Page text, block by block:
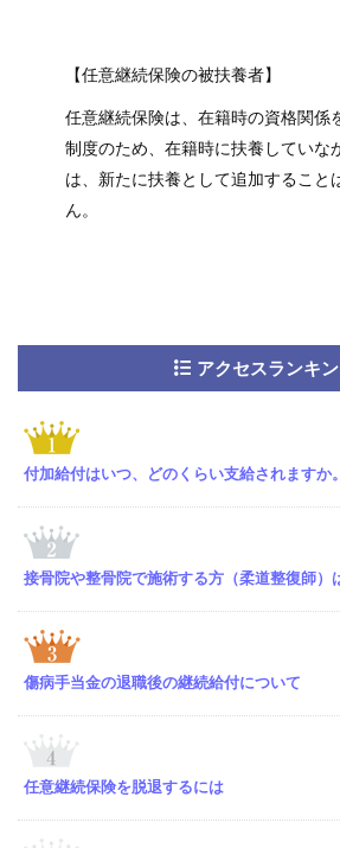
【任意継続保険の被扶養者】
任意継続保険は、在籍時の資格関係
制度のため、在籍時に扶養していな
は、新たに扶養として追加すること
ん。
アクセスランキ
付加給付はいつ、どのくらい支給されますか。
接骨院や整骨院で施術する方（柔道整復師）
傷病手当金の退職後の継続給付について
任意継続保険を脱退するには